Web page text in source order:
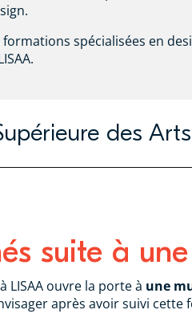
spécialisées en
des
suite à
ouvre la porte à une
après avoir suivi cette